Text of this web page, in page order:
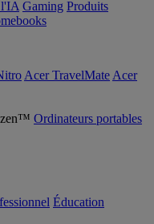
l'IA Gaming Produits
Acer TravelMate Acer
Ordinateurs portables
Éducation